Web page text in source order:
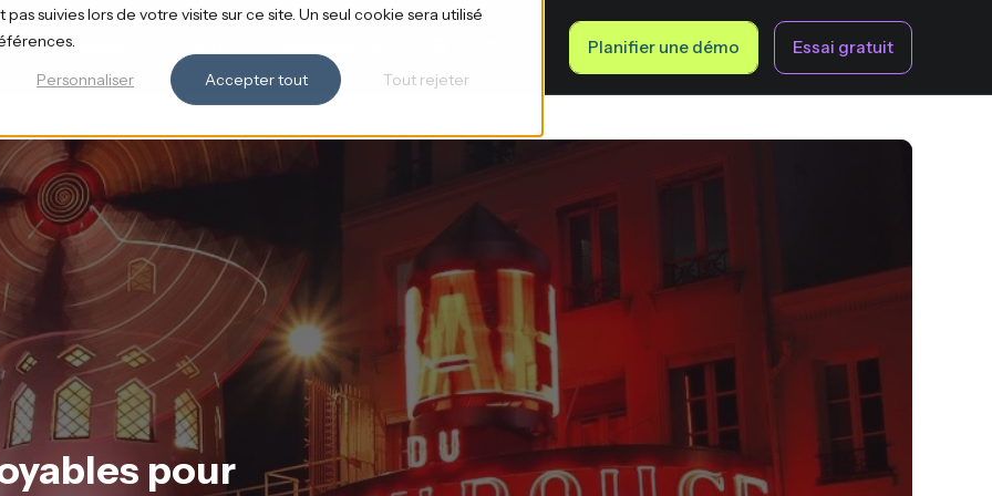
suivies lors de votre visite sur ce site. Un seul cookie sera utilisé
Personnaliser
Accepter tout Tout rejeter
Solutions Planifier une démo Essai gratuit
pour